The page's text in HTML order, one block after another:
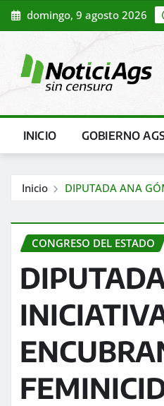
Saltar
al
domingo, 9 agosto 2026
INICIO GOBIERNO
Inicio DIPUTADA ANA
CONGRESO DEL ESTADO